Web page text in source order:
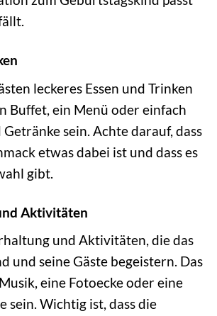
leckeres Essen und Trinken
Buffet, ein Menü oder einfach
sein. Achte darauf, dass
etwas dabei ist und dass es
gibt.
Aktivitäten
und Aktivitäten, die das
und seine Gäste begeistern. Das
eine Fotoecke oder eine
sein. Wichtig ist, dass die